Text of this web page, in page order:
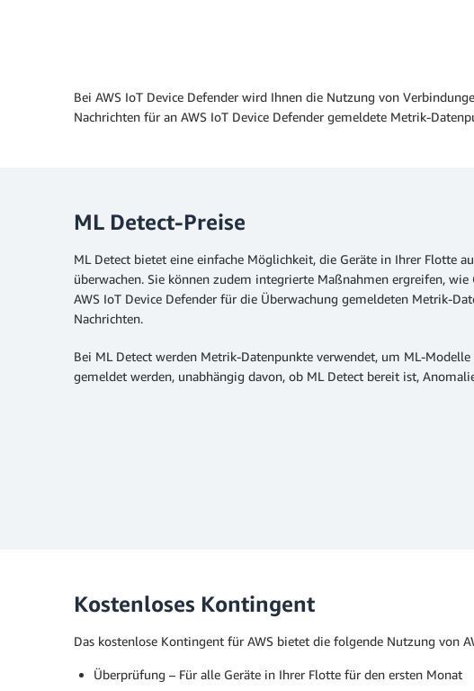
Bei AWS IoT Device Defender wird Ihnen die Nutzung von
Nachrichten für an AWS IoT Device Defender gemeldete Metrik-
ML Detect-Preise
ML Detect bietet eine einfache Möglichkeit, die Geräte in Ihrer Flotte
überwachen. Sie können zudem integrierte Maßnahmen ergreifen,
AWS IoT Device Defender für die Überwachung gemeldeten Metrik-
Nachrichten.
Bei ML Detect werden Metrik-Datenpunkte verwendet, um ML-
gemeldet werden, unabhängig davon, ob ML Detect bereit ist,
Kostenloses Kontingent
Das kostenlose Kontingent für AWS bietet die folgende Nutzung von
Überprüfung – Für alle Geräte in Ihrer Flotte für den ersten Monat